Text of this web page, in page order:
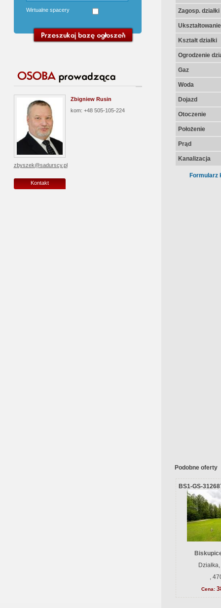
Wirtualne spacery
Zbigniew Rusin
kom: +48 505-105-224
zbyszek@sadurscy.pl
Kontakt
Zagosp. działki
Kształt działki
Ogrodzenie
Gaz
Woda
Dojazd
Otoczenie
Położenie
Prąd
Kanalizacja
Formularz
Podobne oferty
BS1-GS-
,
Cena: